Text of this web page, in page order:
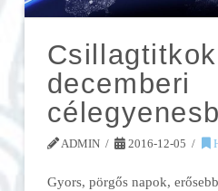
decemberi
ADMIN 2016-12-05
Gyors, pörgős napok,